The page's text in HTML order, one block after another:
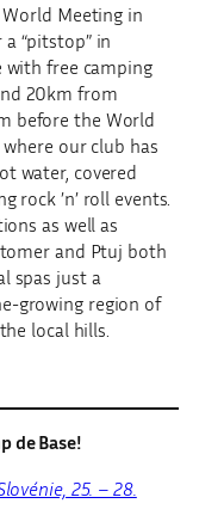
Meeting in
“pitstop” in
with free camping
20km from
before the World
our club has
water, covered
rock ’n’ roll events.
as well as
and Ptuj both
spas just a
growing region of
local hills.
de Base!
25. – 28.